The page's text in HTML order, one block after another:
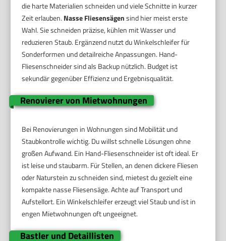
die harte Materialien schneiden und viele Schnitte in kurzer
Zeit erlauben. Nasse Fliesensägensind hier meist erste
Wahl. Sie schneiden präzise, kühlen mit Wasser und
reduzieren Staub. Ergänzend nutzt du Winkelschleifer für
Sonderformen und detailreiche Anpassungen. Hand-
Fliesenschneider sind als Backup nützlich. Budget ist
sekundär gegenüber Effizienz und Ergebnisqualität.
Renovierer von Mietwohnungen
Bei Renovierungen in Wohnungen sind Mobilität und
Staubkontrolle wichtig. Du willst schnelle Lösungen ohne
großen Aufwand. Ein Hand-Fliesenschneider ist oft ideal. Er
ist leise und staubarm. Für Stellen, an denen dickere Fliesen
oder Naturstein zu schneiden sind, mietest du gezielt eine
kompakte nasse Fliesensäge. Achte auf Transport und
Aufstellort. Ein Winkelschleifer erzeugt viel Staub und ist in
engen Mietwohnungen oft ungeeignet.
Bastler und Detaillisten